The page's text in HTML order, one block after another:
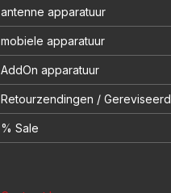
antenne apparatuur
mobiele apparatuur
AddOn apparatuur
Retourzendingen / Gereviseerd
% Sale